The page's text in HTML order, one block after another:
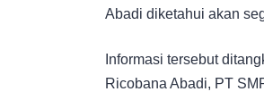
Abadi diketahui akan
Informasi tersebut
Ricobana Abadi, PT